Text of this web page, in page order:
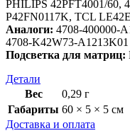
PHILIPS 42PFT4001/60,
P42FN0117K, TCL
Аналоги: 4708-400000-
4708-K42W73-A1213K01
Подсветка для матриц:
Детали
Вес
0,29 г
Габариты 60 × 5 × 5 см
Доставка и оплата